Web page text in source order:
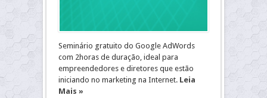
Seminário gratuito do Google AdWords
com 2horas de duração, ideal para
empreendedores e diretores que estão
iniciando no marketing na Internet. Leia
Mais »